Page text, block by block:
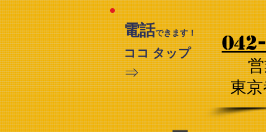
東
電話できます！
ココ タップ
⇒